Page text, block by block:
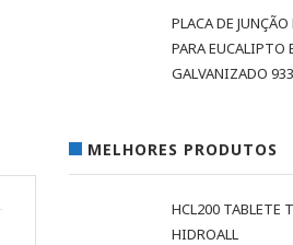
PLACA DE
PARA EUCALIPTO
GALVANIZADO 933
MELHORES PRODUTOS
HCL200 TABLETE
HIDROALL